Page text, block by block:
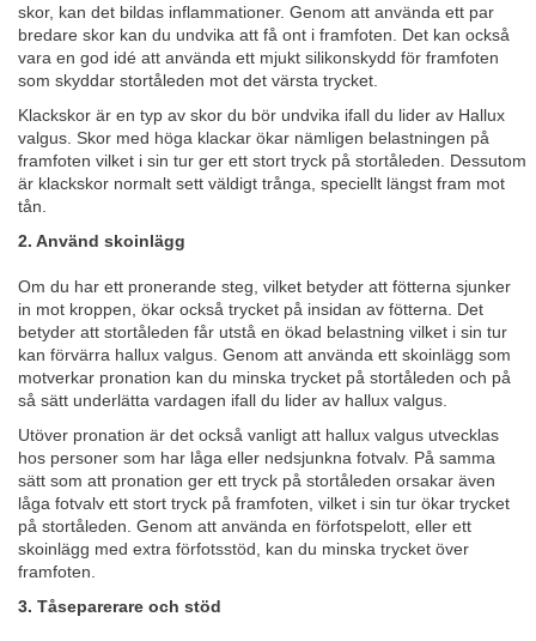
skor, kan det bildas inflammationer. Genom att använda ett par
bredare skor kan du undvika att få ont i framfoten. Det kan också
vara en god idé att använda ett mjukt silikonskydd för framfoten
som skyddar stortåleden mot det värsta trycket.
Klackskor är en typ av skor du bör undvika ifall du lider av Hallux
valgus. Skor med höga klackar ökar nämligen belastningen på
framfoten vilket i sin tur ger ett stort tryck på stortåleden. Dessutom
är klackskor normalt sett väldigt trånga, speciellt längst fram mot
tån.
2. Använd skoinlägg
Om du har ett pronerande steg, vilket betyder att fötterna sjunker
in mot kroppen, ökar också trycket på insidan av fötterna. Det
betyder att stortåleden får utstå en ökad belastning vilket i sin tur
kan förvärra hallux valgus. Genom att använda ett skoinlägg som
motverkar pronation kan du minska trycket på stortåleden och på
så sätt underlätta vardagen ifall du lider av hallux valgus.
Utöver pronation är det också vanligt att hallux valgus utvecklas
hos personer som har låga eller nedsjunkna fotvalv. På samma
sätt som att pronation ger ett tryck på stortåleden orsakar även
låga fotvalv ett stort tryck på framfoten, vilket i sin tur ökar trycket
på stortåleden. Genom att använda en förfotspelott, eller ett
skoinlägg med extra förfotsstöd, kan du minska trycket över
framfoten.
3. Tåseparerare och stöd